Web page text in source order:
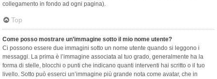
collegamento in fondo ad ogni pagina).
Top
Come posso mostrare un’immagine sotto il mio nome utente?
Ci possono essere due immagini sotto un nome utente quando si leggono i
messaggi. La prima è l’immagine associata al tuo grado, generalmente ha la
forma di stelle, blocchi o punti che indicano quanti interventi hai scritto o il tuo
livello. Sotto può esserci un’immagine più grande nota come avatar, che in